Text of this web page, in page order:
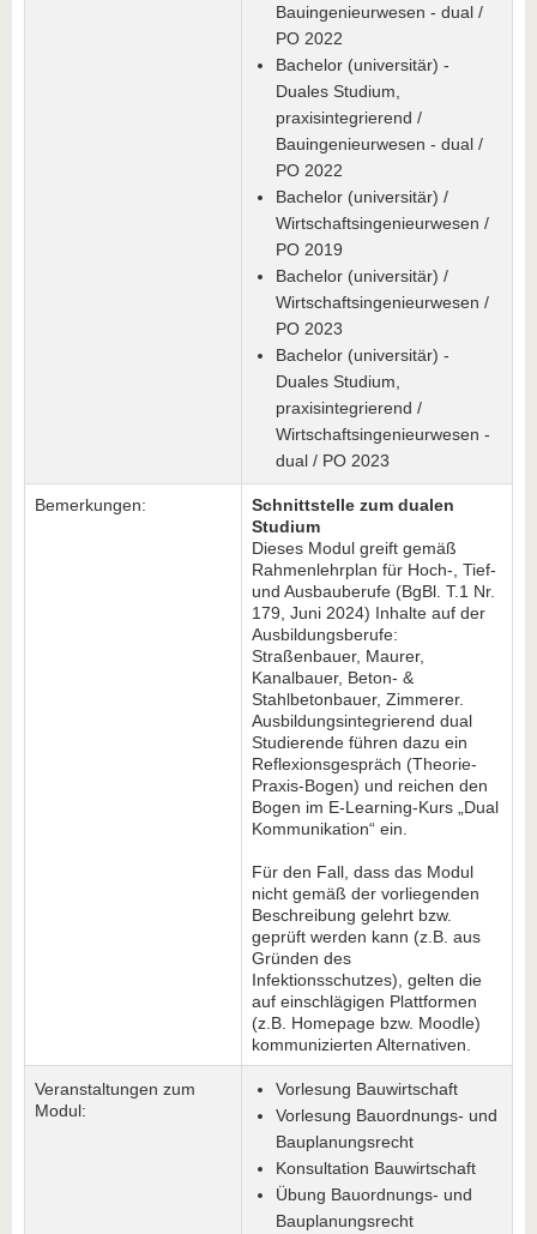
Bauingenieurwesen - dual /
PO 2022
Bachelor (universitär) -
Duales Studium,
praxisintegrierend /
Bauingenieurwesen - dual /
PO 2022
Bachelor (universitär) /
Wirtschaftsingenieurwesen /
PO 2019
Bachelor (universitär) /
Wirtschaftsingenieurwesen /
PO 2023
Bachelor (universitär) -
Duales Studium,
praxisintegrierend /
Wirtschaftsingenieurwesen -
dual / PO 2023
Bemerkungen:
Schnittstelle zum dualen
Studium
Dieses Modul greift gemäß
Rahmenlehrplan für Hoch-, Tief-
und Ausbauberufe (BgBl. T.1 Nr.
179, Juni 2024) Inhalte auf der
Ausbildungsberufe:
Straßenbauer, Maurer,
Kanalbauer, Beton- &
Stahlbetonbauer, Zimmerer.
Ausbildungsintegrierend dual
Studierende führen dazu ein
Reflexionsgespräch (Theorie-
Praxis-Bogen) und reichen den
Bogen im E-Learning-Kurs „Dual
Kommunikation“ ein.
Für den Fall, dass das Modul
nicht gemäß der vorliegenden
Beschreibung gelehrt bzw.
geprüft werden kann (z.B. aus
Gründen des
Infektionsschutzes), gelten die
auf einschlägigen Plattformen
(z.B. Homepage bzw. Moodle)
kommunizierten Alternativen.
Veranstaltungen zum
Modul:
Vorlesung Bauwirtschaft
Vorlesung Bauordnungs- und
Bauplanungsrecht
Konsultation Bauwirtschaft
Übung Bauordnungs- und
Bauplanungsrecht